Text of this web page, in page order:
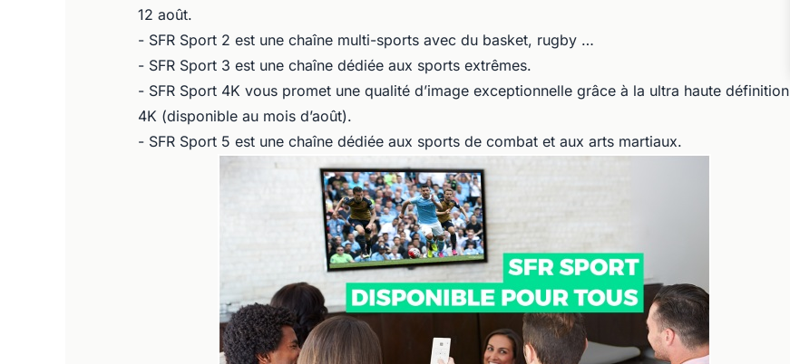
12 août.
- SFR Sport 2 est une chaîne multi-sports avec du basket, rugby …
- SFR Sport 3 est une chaîne dédiée aux sports extrêmes.
- SFR Sport 4K vous promet une qualité d’image exceptionnelle grâce à la ultra haute définition
4K (disponible au mois d’août).
- SFR Sport 5 est une chaîne dédiée aux sports de combat et aux arts martiaux.